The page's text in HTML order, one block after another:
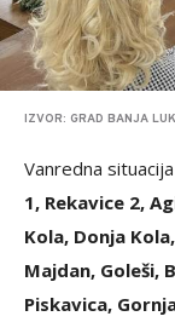
IZVOR: GRAD BANJA
Vanredna
1, Rekavice 2,
Kola, Donja
Majdan, Goleši,
Piskavica,